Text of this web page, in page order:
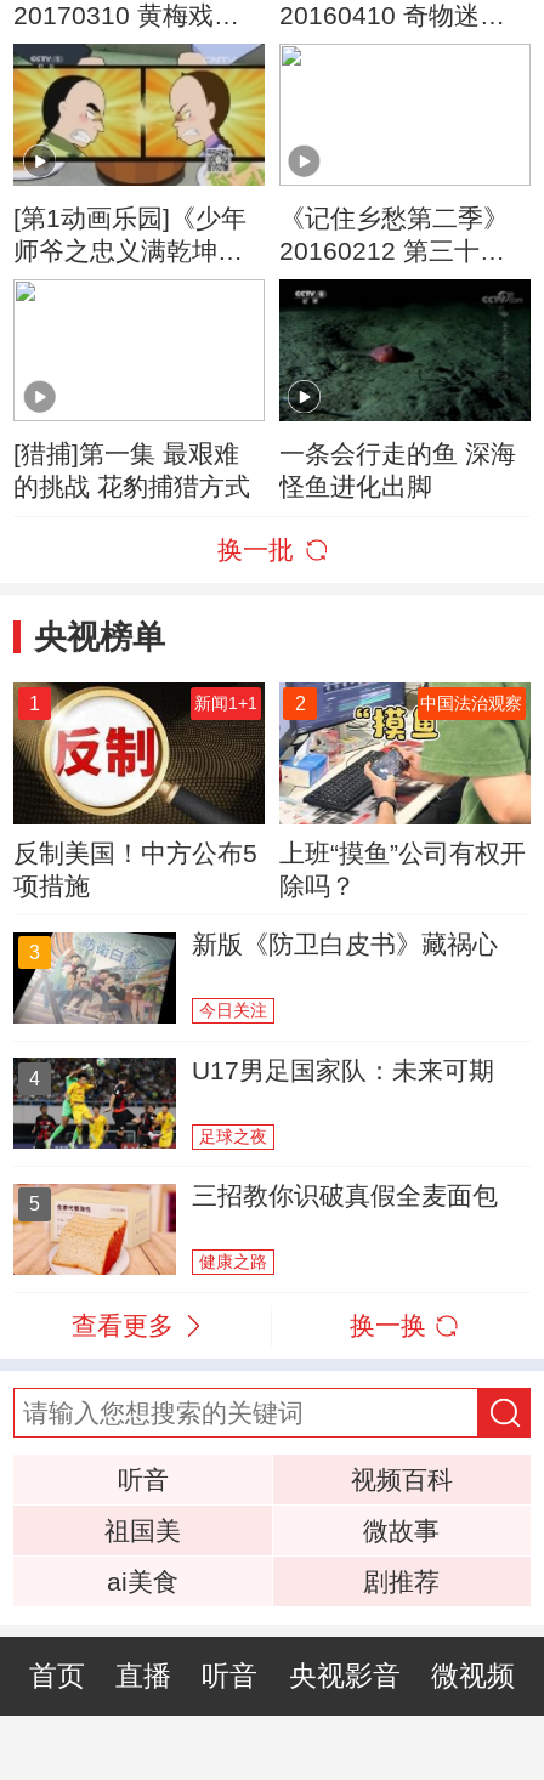
20170310 黄梅戏名
家名票组团战 第二季
（六）
20160410 奇物迷象·
秘岗险境
[第1动画乐园]《少年
师爷之忠义满乾坤》
第22集 最好的朋友
《记住乡愁第二季》
20160212 第三十九
集 汪口村——诚信为
本
[猎捕]第一集 最艰难
的挑战 花豹捕猎方式
一条会行走的鱼 深海
怪鱼进化出脚
换一批
央视榜单
1 新闻1+1
反制美国！中方公布5
项措施
2 中国法治观察
上班“摸鱼”公司有权开
除吗？
3 新版《防卫白皮书》藏祸心
今日关注
4 U17男足国家队：未来可期
足球之夜
5 三招教你识破真假全麦面包
健康之路
查看更多 换一换
听音
视频百科
祖国美
微故事
ai美食
剧推荐
首页 直播 听音 央视影音 微视频